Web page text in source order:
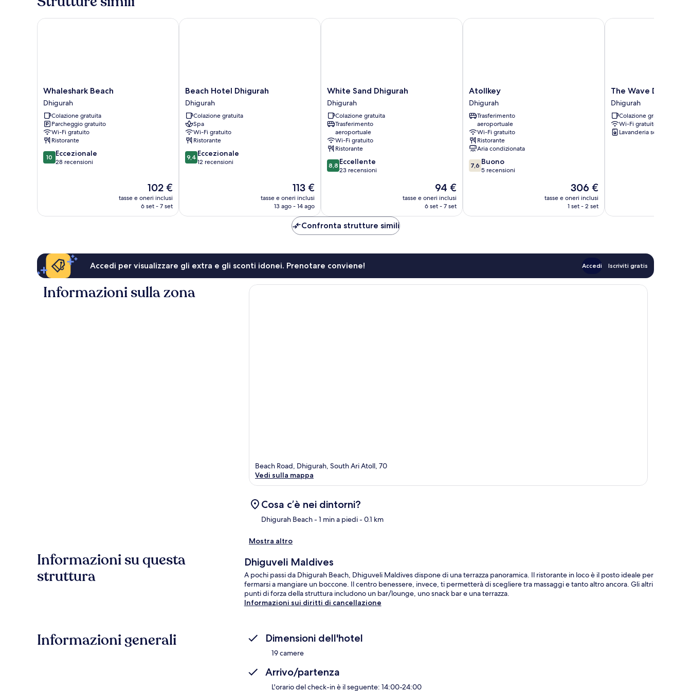
Whaleshark
Beach
Dhigurah
Whaleshark Beach
Dhigurah
Colazione gratuita
Parcheggio gratuito
Wi-Fi gratuito
Ristorante
10.0
su
10 Eccezionale
28 recensioni
Il
prezzo
attuale
102 €
tasse e oneri inclusi
6 set - 7 set
Whaleshark Beach
Beach
Hotel
Dhigurah
Dhigurah
Beach Hotel Dhigurah
Dhigurah
Colazione gratuita
Spa
Wi-Fi gratuito
Ristorante
9.4
su
9,4 Eccezionale
12 recensioni
Il
prezzo
attuale
113 €
113 €
tasse e oneri inclusi
13 ago - 14 ago
Beach Hotel Dhigurah
White
Sand
Dhigurah
Dhigurah
White Sand Dhigurah
Dhigurah
Colazione gratuita
Trasferimento
aeroportuale
Wi-Fi gratuito
Ristorante
8.8
su
8,8 Eccellente
23 recensioni
Il
prezzo
attuale
94 €
tasse e oneri inclusi
6 set - 7 set
White Sand Dhigurah
Atollkey
Dhigurah
Atollkey
Dhigurah
Trasferimento
aeroportuale
Wi-Fi gratuito
Ristorante
Aria condizionata
7.6
su
7,6 Buono
5 recensioni
Il
prezzo
attuale
306 €
tasse e oneri inclusi
1 set - 2 set
Atollkey
The
Wave
Dhigurah
Dhigurah
The Wave Dhigurah
Dhigurah
Colazione gratuita
Wi-Fi gratuito
Lavanderia self-service
The Wave Dhigurah
Confronta strutture simili
Accedi per visualizzare gli extra e gli sconti idonei. Prenotare conviene! Accedi Iscriviti gratis
Informazioni sulla zona
Beach Road, Dhigurah, South Ari Atoll, 70
Vedi sulla mappa
Cosa c’è nei dintorni?
Dhigurah Beach- 1 min a piedi- 0.1 km
Mostra altro
Informazioni su questa
struttura
Dhiguveli Maldives
A pochi passi da Dhigurah Beach, Dhiguveli Maldives dispone di una terrazza panoramica. Il ristorante in loco è il posto ideale per
fermarsi a mangiare un boccone. Il centro benessere, invece, ti permetterà di scegliere tra massaggi e tanto altro ancora. Gli altri
punti di forza della struttura includono un bar/lounge, uno snack bar e una terrazza.
Informazioni sui diritti di cancellazione
Informazioni generali Dimensioni dell'hotel
19 camere
Arrivo/partenza
L'orario del check-in è il seguente: 14:00-24:00